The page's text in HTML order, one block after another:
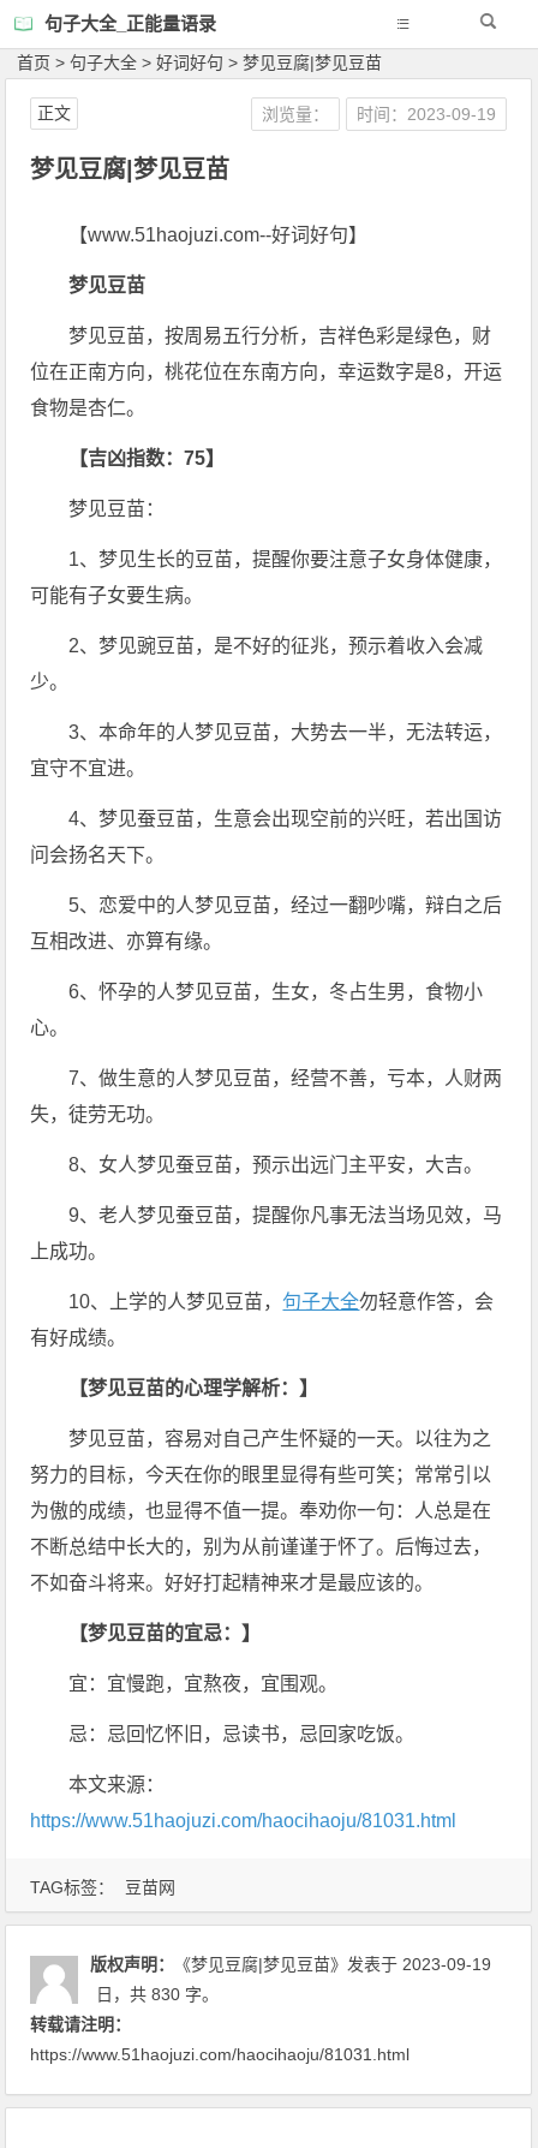
句子大全_正能量语录
首页 >句子大全 >好词好句 >梦见豆腐|梦见豆苗
梦见豆腐|梦见豆苗
浏览量： 时间：2023-09-19
正文
TAG标签： 豆苗网
【www.51haojuzi.com--好词好句】
梦见豆苗
梦见豆苗，按周易五行分析，吉祥色彩是绿色，财
位在正南方向，桃花位在东南方向，幸运数字是8，开运
食物是杏仁。
【吉凶指数：75】
梦见豆苗：
1、梦见生长的豆苗，提醒你要注意子女身体健康，
可能有子女要生病。
2、梦见豌豆苗，是不好的征兆，预示着收入会减
少。
3、本命年的人梦见豆苗，大势去一半，无法转运，
宜守不宜进。
4、梦见蚕豆苗，生意会出现空前的兴旺，若出国访
问会扬名天下。
5、恋爱中的人梦见豆苗，经过一翻吵嘴，辩白之后
互相改进、亦算有缘。
6、怀孕的人梦见豆苗，生女，冬占生男，食物小
心。
7、做生意的人梦见豆苗，经营不善，亏本，人财两
失，徒劳无功。
8、女人梦见蚕豆苗，预示出远门主平安，大吉。
9、老人梦见蚕豆苗，提醒你凡事无法当场见效，马
上成功。
10、上学的人梦见豆苗， 句子大全勿轻意作答，会
有好成绩。
【梦见豆苗的心理学解析：】
梦见豆苗，容易对自己产生怀疑的一天。以往为之
努力的目标，今天在你的眼里显得有些可笑；常常引以
为傲的成绩，也显得不值一提。奉劝你一句：人总是在
不断总结中长大的，别为从前谨谨于怀了。后悔过去，
不如奋斗将来。好好打起精神来才是最应该的。
【梦见豆苗的宜忌：】
宜：宜慢跑，宜熬夜，宜围观。
忌：忌回忆怀旧，忌读书，忌回家吃饭。
本文来源：
https://www.51haojuzi.com/haocihaoju/81031.html
版权声明： 《梦见豆腐|梦见豆苗》 发表于 2023-09-19
日 ，共 830 字。
转载请注明：
https://www.51haojuzi.com/haocihaoju/81031.html